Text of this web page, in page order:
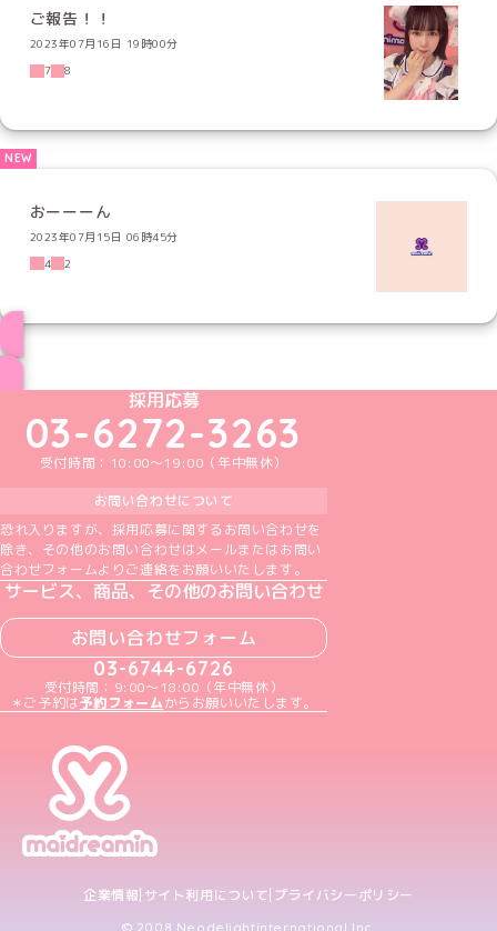
ご報告！！
2023年07月16日 19時00分
7
8
おーーーん
2023年07月15日 06時45分
4
2
めいどりーみんTikTok公式アカウント
めいどりーみんX公式アカウント
めいどりーみんInstagram公式アカウント
めいどりーみんFacebook公式アカウン
めいどりーみんYouTube公式アカ
採用応募
03-6272-3263
受付時間：10:00～19:00（年中無休）
お問い合わせについて
恐れ入りますが、採用応募に関するお問い合わせを
除き、その他のお問い合わせはメールまたはお問い
合わせフォームよりご連絡をお願いいたします。
サービス、商品、その他のお問い合わせ
お問い合わせフォーム
03-6744-6726
受付時間：9:00～18:00（年中無休）
＊ご予約は予約フォームからお願いいたします。
企業情報 サイト利用について プライバシーポリシー
© 2008 Neodelightinternational Inc.